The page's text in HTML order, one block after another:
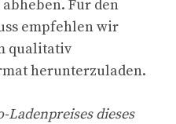
Für den
empfehlen wir
qualitativ
herunterzuladen.
Ladenpreises dieses